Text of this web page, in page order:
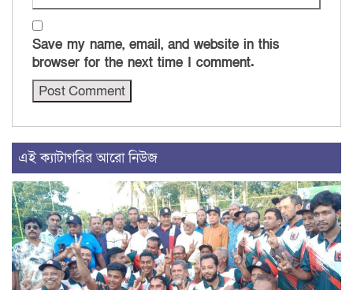
Save my name, email, and website in this
browser for the next time I comment.
এই ক্যাটাগরির আরো নিউজ